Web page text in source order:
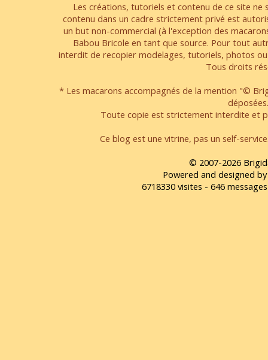
Les créations, tutoriels et contenu de ce site
contenu dans un cadre strictement privé est
un but non-commercial (à l'exception des
Babou Bricole en tant que source. Pour tout
interdit de recopier modelages, tutoriels, photos
Tous droits
* Les macarons accompagnés de la mention "©
déposées.
Toute copie est strictement interdite et
Ce blog est une vitrine, pas un self-
© 2007-2026
Powered and designed
6718330 visites - 646